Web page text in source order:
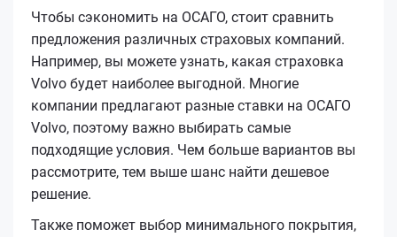
Чтобы сэкономить на ОСАГО, стоит сравнить
предложения различных страховых компаний.
Например, вы можете узнать, какая страховка
Volvo будет наиболее выгодной. Многие
компании предлагают разные ставки на ОСАГО
Volvo, поэтому важно выбирать самые
подходящие условия. Чем больше вариантов вы
рассмотрите, тем выше шанс найти дешевое
решение.
Также поможет выбор минимального покрытия,